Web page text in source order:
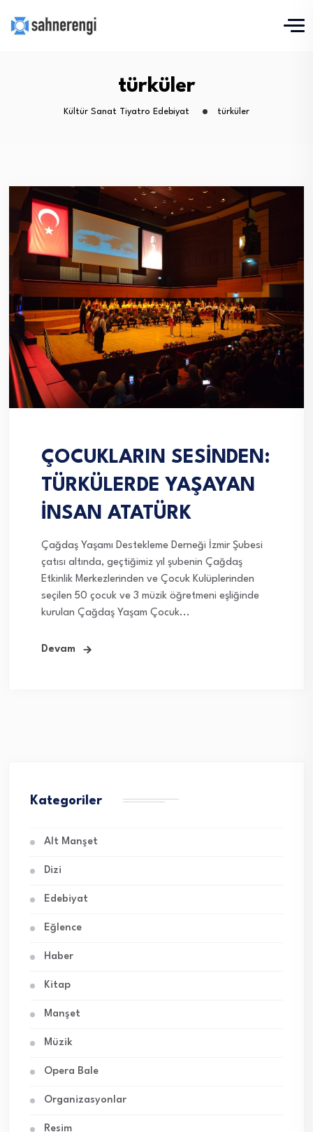
türküler
Kültür Sanat Tiyatro Edebiyat türküler
ÇOCUKLARIN SESİNDEN:
TÜRKÜLERDE YAŞAYAN
İNSAN ATATÜRK
Çağdaş Yaşamı Destekleme Derneği İzmir Şubesi
çatısı altında, geçtiğimiz yıl şubenin Çağdaş
Etkinlik Merkezlerinden ve Çocuk Kulüplerinden
seçilen 50 çocuk ve 3 müzik öğretmeni eşliğinde
kurulan Çağdaş Yaşam Çocuk...
Devam
Kategoriler
Alt Manşet
Dizi
Edebiyat
Eğlence
Haber
Kitap
Manşet
Müzik
Opera Bale
Organizasyonlar
Resim